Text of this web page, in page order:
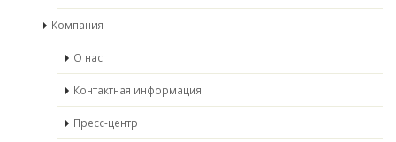
Компания
О нас
Контактная информация
Пресс-центр